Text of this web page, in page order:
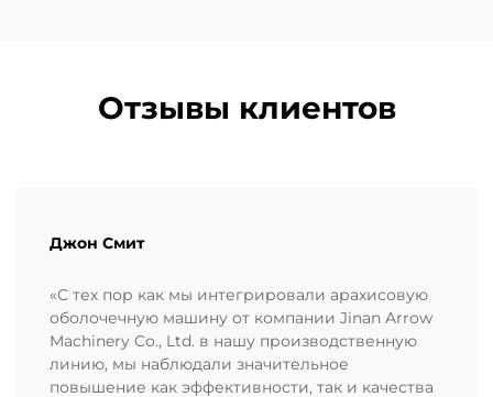
Отзывы клиентов
Джон Смит
«С тех пор как мы интегрировали арахисовую
оболочечную машину от компании Jinan Arrow
Machinery Co., Ltd. в нашу производственную
линию, мы наблюдали значительное
повышение как эффективности, так и качества